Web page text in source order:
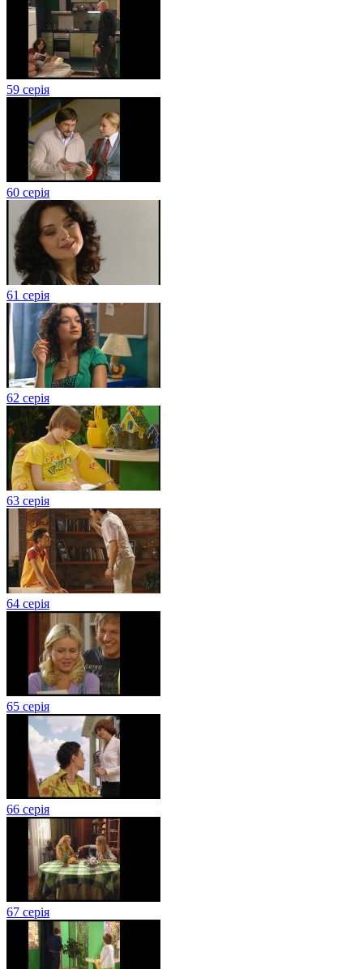
59 серія
60 серія
61 серія
62 серія
63 серія
64 серія
65 серія
66 серія
67 серія